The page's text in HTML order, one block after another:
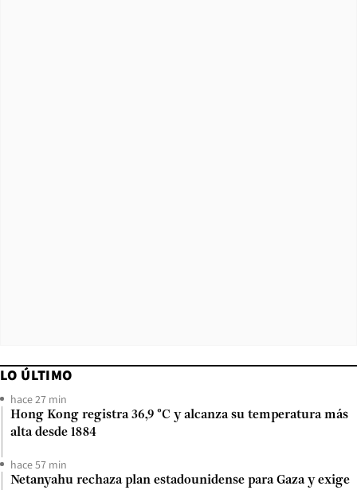
LO ÚLTIMO
hace 27 min
Hong Kong registra 36,9 °C y alcanza su temperatura más
alta desde 1884
hace 57 min
Netanyahu rechaza plan estadounidense para Gaza y exige